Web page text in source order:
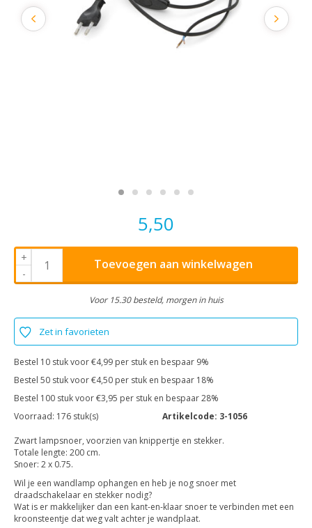
5,50
+
-
Toevoegen aan winkelwagen
Voor 15.30 besteld, morgen in huis
Zet in favorieten
Bestel 10 stuk voor €4,99 per stuk en bespaar 9%
Bestel 50 stuk voor €4,50 per stuk en bespaar 18%
Bestel 100 stuk voor €3,95 per stuk en bespaar 28%
Voorraad: 176 stuk(s) Artikelcode: 3-1056
Zwart lampsnoer, voorzien van knippertje en stekker.
Totale lengte: 200 cm.
Snoer: 2 x 0.75.
Wil je een wandlamp ophangen en heb je nog snoer met
draadschakelaar en stekker nodig?
Wat is er makkelijker dan een kant-en-klaar snoer te verbinden met een
kroonsteentje dat weg valt achter je wandplaat.